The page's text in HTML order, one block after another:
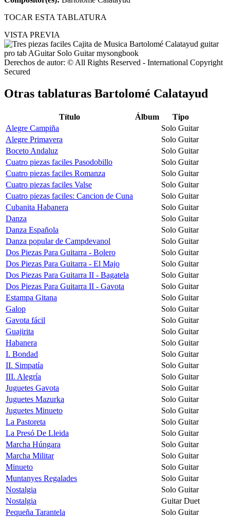
TOCAR ESTA TABLATURA
VISTA PREVIA
Derechos de autor: © All Rights Reserved - International Copyright
Secured
Otras tablaturas Bartolomé Calatayud
Título Álbum
Tipo
Alegre Campiña
Solo Guitar
Alegre Primavera
Solo Guitar
Boceto Andaluz
Solo Guitar
Cuatro piezas faciles Pasodobillo
Solo Guitar
Cuatro piezas faciles Romanza
Solo Guitar
Cuatro piezas faciles Valse
Solo Guitar
Cuatro piezas faciles: Cancion de Cuna
Solo Guitar
Cubanita Habanera
Solo Guitar
Danza
Solo Guitar
Danza Española
Solo Guitar
Danza popular de Campdevanol
Solo Guitar
Dos Piezas Para Guitarra - Bolero
Solo Guitar
Dos Piezas Para Guitarra - El Majo
Solo Guitar
Dos Piezas Para Guitarra II - Bagatela
Solo Guitar
Dos Piezas Para Guitarra II - Gavota
Solo Guitar
Estampa Gitana
Solo Guitar
Galop
Solo Guitar
Gavota fácil
Solo Guitar
Guajirita
Solo Guitar
Habanera
Solo Guitar
I. Bondad
Solo Guitar
II. Simpatía
Solo Guitar
III. Alegría
Solo Guitar
Juguetes Gavota
Solo Guitar
Juguetes Mazurka
Solo Guitar
Juguetes Minueto
Solo Guitar
La Pastoreta
Solo Guitar
La Presó De Lleida
Solo Guitar
Marcha Húngara
Solo Guitar
Marcha Militar
Solo Guitar
Minueto
Solo Guitar
Muntanyes Regalades
Solo Guitar
Nostalgia
Solo Guitar
Nostalgia
Guitar Duet
Pequeña Tarantela
Solo Guitar